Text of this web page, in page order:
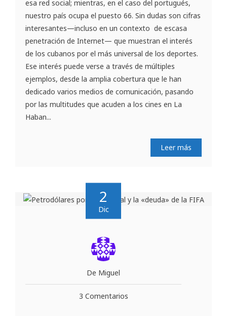
esa red social; mientras, en el caso del portugués,
nuestro país ocupa el puesto 66. Sin dudas son cifras
interesantes—incluso en un contexto de escasa
penetración de Internet— que muestran el interés
de los cubanos por el más universal de los deportes.
Ese interés puede verse a través de múltiples
ejemplos, desde la amplia cobertura que le han
dedicado varios medios de comunicación, pasando
por las multitudes que acuden a los cines en La
Haban...
Leer más
2
Dic
De Miguel
3 Comentarios